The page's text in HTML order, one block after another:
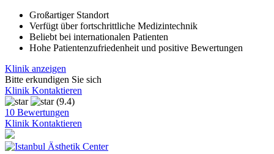
Großartiger Standort
Verfügt über fortschrittliche Medizintechnik
Beliebt bei internationalen Patienten
Hohe Patientenzufriedenheit und positive Bewertungen
Klinik anzeigen
Bitte erkundigen Sie sich
Klinik Kontaktieren
(9.4)
10 Bewertungen
Klinik Kontaktieren